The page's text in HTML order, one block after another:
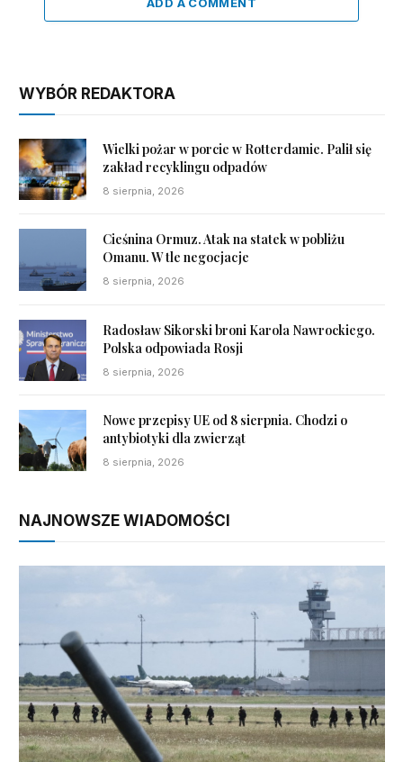
ADD A COMMENT
WYBÓR REDAKTORA
Wielki pożar w porcie w Rotterdamie. Palił się
zakład recyklingu odpadów
8 sierpnia, 2026
Cieśnina Ormuz. Atak na statek w pobliżu
Omanu. W tle negocjacje
8 sierpnia, 2026
Radosław Sikorski broni Karola Nawrockiego.
Polska odpowiada Rosji
8 sierpnia, 2026
Nowe przepisy UE od 8 sierpnia. Chodzi o
antybiotyki dla zwierząt
8 sierpnia, 2026
NAJNOWSZE WIADOMOŚCI